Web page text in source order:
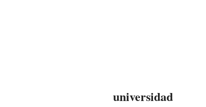
universidad